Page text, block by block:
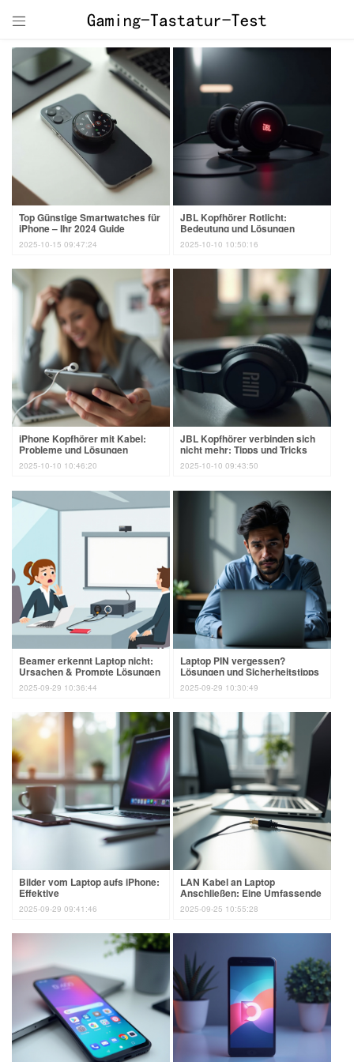

Top Günstige Smartwatches für
iPhone – Ihr 2024 Guide
2025-10-15 09:47:24
JBL Kopfhörer Rotlicht:
Bedeutung und Lösungen
2025-10-10 10:50:16
iPhone Kopfhörer mit Kabel:
Probleme und Lösungen
2025-10-10 10:46:20
JBL Kopfhörer verbinden sich
nicht mehr: Tipps und Tricks
2025-10-10 09:43:50
Beamer erkennt Laptop nicht:
Ursachen & Prompte Lösungen
2025-09-29 10:36:44
Laptop PIN vergessen?
Lösungen und Sicherheitstipps
2025-09-29 10:30:49
Bilder vom Laptop aufs iPhone:
Effektive
Übertragungsmethoden
2025-09-29 09:41:46
LAN Kabel an Laptop
Anschließen: Eine Umfassende
Anleitung
2025-09-25 10:55:28